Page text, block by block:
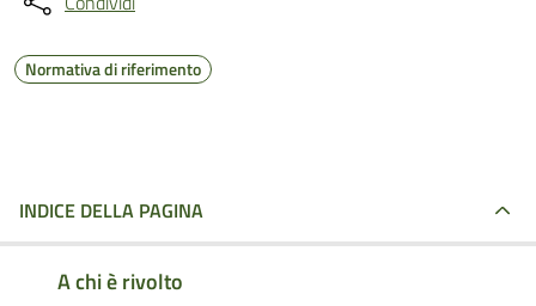
Normativa di riferimento
INDICE DELLA PAGINA
A chi è rivolto